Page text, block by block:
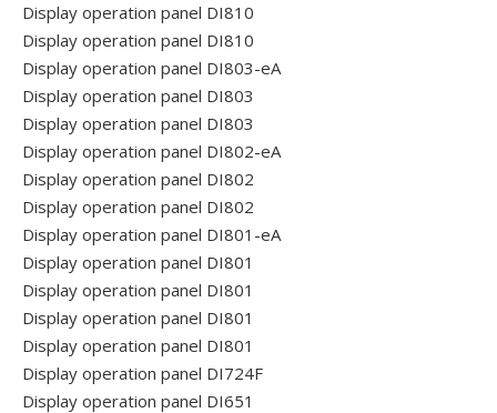
Display operation panel DI810
Display operation panel DI810
Display operation panel DI803-eA
Display operation panel DI803
Display operation panel DI803
Display operation panel DI802-eA
Display operation panel DI802
Display operation panel DI802
Display operation panel DI801-eA
Display operation panel DI801
Display operation panel DI801
Display operation panel DI801
Display operation panel DI801
Display operation panel DI724F
Display operation panel DI651